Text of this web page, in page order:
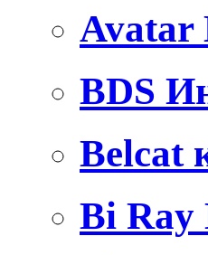
Avatar
BDS
Belcat
Bi Ray